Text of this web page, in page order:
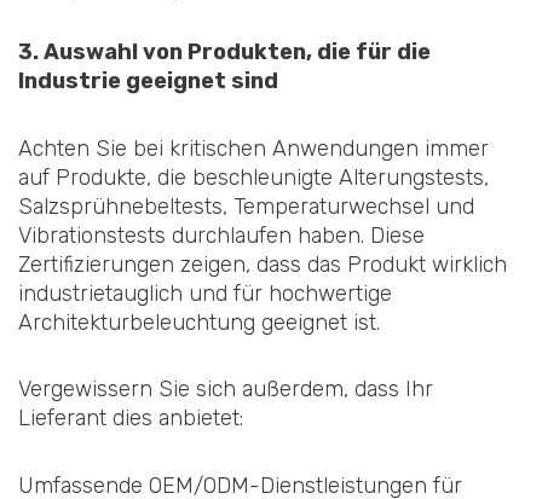
3. Auswahl von Produkten, die für die
Industrie geeignet sind
Achten Sie bei kritischen Anwendungen immer
auf Produkte, die beschleunigte Alterungstests,
Salzsprühnebeltests, Temperaturwechsel und
Vibrationstests durchlaufen haben. Diese
Zertifizierungen zeigen, dass das Produkt wirklich
industrietauglich und für hochwertige
Architekturbeleuchtung geeignet ist.
Vergewissern Sie sich außerdem, dass Ihr
Lieferant dies anbietet:
Umfassende OEM/ODM-Dienstleistungen für